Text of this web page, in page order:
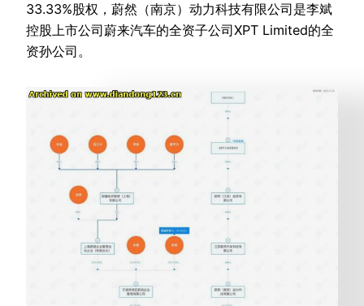
33.33%股权，蔚然（南京）动力科技有限公司是李斌
控股上市公司蔚来汽车的全资子公司XPT Limited的全
资孙公司。